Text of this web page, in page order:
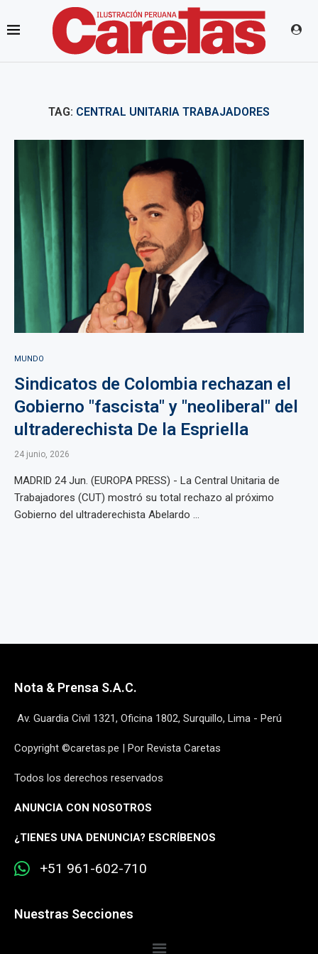
TAG: CENTRAL UNITARIA TRABAJADORES
MUNDO
Sindicatos de Colombia rechazan el
Gobierno "fascista" y "neoliberal" del
ultraderechista De la Espriella
24 junio, 2026
MADRID 24 Jun. (EUROPA PRESS) - La Central Unitaria de
Trabajadores (CUT) mostró su total rechazo al próximo
Gobierno del ultraderechista Abelardo ...
Nota & Prensa S.A.C.
Av. Guardia Civil 1321, Oficina 1802, Surquillo, Lima - Perú
Copyright ©caretas.pe | Por Revista Caretas
Todos los derechos reservados
ANUNCIA CON NOSOTROS
¿TIENES UNA DENUNCIA? ESCRÍBENOS
+51 961-602-710
Nuestras Secciones